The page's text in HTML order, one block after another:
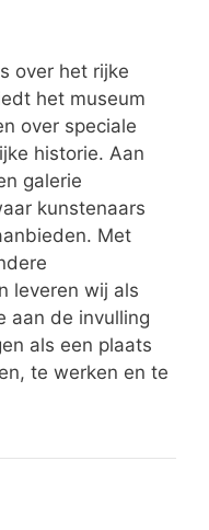
over het rijke
het museum
over speciale
historie. Aan
galerie
kunstenaars
Met
leveren wij als
aan de invulling
als een plaats
te werken en te